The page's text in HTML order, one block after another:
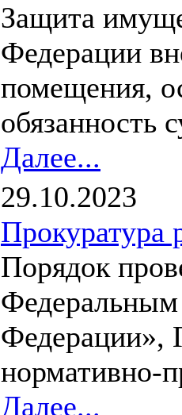
Защита
Федерации
помещения,
обязанность
Далее...
29.10.2023
Прокуратура
Порядок
Федеральным
Федерации»,
нормативно-
Далее...